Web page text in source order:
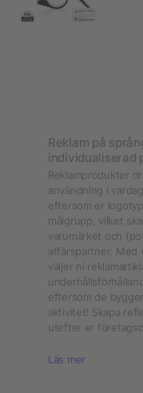
Reklam på
individualiserad
Reklamprodukter
användning i
eftersom er
målgrupp, vilket
varumärket och
affärspartner. Med
väljer ni
eftersom de
aktivitet! Skapa
utefter er
Läs mer